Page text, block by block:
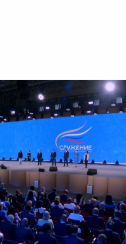
упразднение
осуществляемого
самоуправления